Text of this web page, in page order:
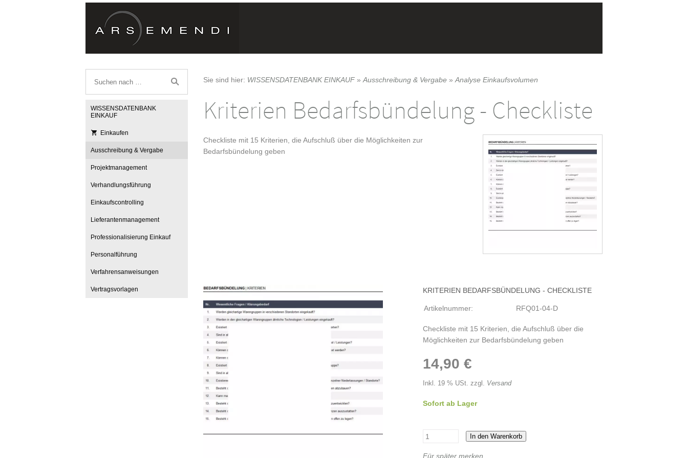
WISSENSDATENBANK
EINKAUF
Einkaufen
Ausschreibung & Vergabe
Projektmanagement
Verhandlungsführung
Einkaufscontrolling
Lieferantenmanagement
Professionalisierung Einkauf
Personalführung
Verfahrensanweisungen
Vertragsvorlagen
Sie sind hier: WISSENSDATENBANK EINKAUF » Ausschreibung & Vergabe » Analyse Einkaufsvolumen
Kriterien Bedarfsbündelung - Checkliste
Checkliste mit 15 Kriterien, die Aufschluß über die Möglichkeiten zur
Bedarfsbündelung geben
KRITERIEN BEDARFSBÜNDELUNG - CHECKLISTE
Artikelnummer: RFQ01-04-D
Checkliste mit 15 Kriterien, die Aufschluß über die
Möglichkeiten zur Bedarfsbündelung geben
14,90 €
Inkl. 19 % USt. zzgl. Versand
Sofort ab Lager
In den Warenkorb
Für später merken